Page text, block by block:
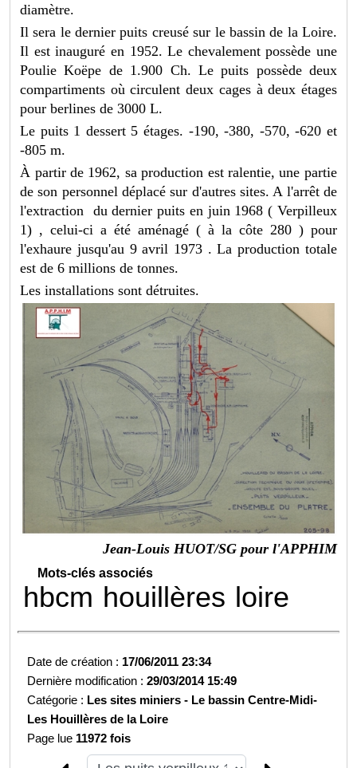
diamètre.
Il sera le dernier puits creusé sur le bassin de la Loire.
Il est inauguré en 1952. Le chevalement possède une
Poulie Koëpe de 1.900 Ch. Le puits possède deux
compartiments où circulent deux cages à deux étages
pour berlines de 3000 L.
Le puits 1 dessert 5 étages. -190, -380, -570, -620 et
-805 m.
À partir de 1962, sa production est ralentie, une partie
de son personnel déplacé sur d'autres sites. A l'arrêt de
l'extraction du dernier puits en juin 1968 ( Verpilleux
1) , celui-ci a été aménagé ( à la côte 280 ) pour
l'exhaure jusqu'au 9 avril 1973 . La production totale
est de 6 millions de tonnes.
Les installations sont détruites.
Jean-Louis HUOT/SG pour l'APPHIM
Mots-clés associés
hbcm houillères loire
Date de création : 17/06/2011 23:34
Dernière modification :29/03/2014 15:49
Catégorie : Les sites miniers - Le bassin Centre-Midi-
Les Houillères de la Loire
Page lue 11972 fois